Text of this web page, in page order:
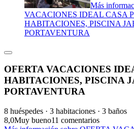
Más
VACACIONES IDEAL CASA
HABITACIONES, PISCINA
PORTAVENTURA
OFERTA VACACIONES
HABITACIONES, PISCINA
PORTAVENTURA
8 huéspedes · 3 habitaciones · 3 baños
8,0Muy bueno11 comentarios